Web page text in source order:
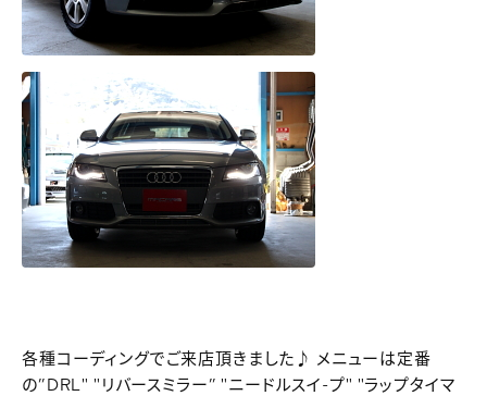
各種コーディングでご来店頂きました♪ メニューは定番
の”DRL" "リバースミラー” "ニードルスイ-プ" "ラップタイマ